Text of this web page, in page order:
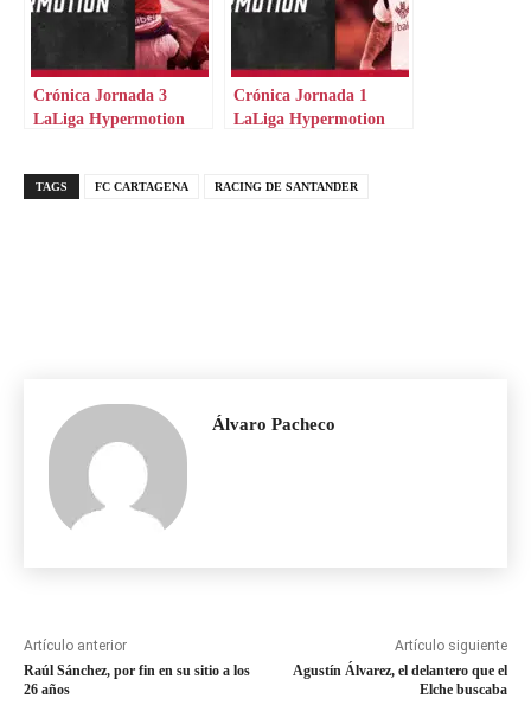
Crónica Jornada 3
LaLiga Hypermotion
Crónica Jornada 1
LaLiga Hypermotion
TAGS FC CARTAGENA RACING DE SANTANDER
Álvaro Pacheco
Artículo anterior
Raúl Sánchez, por fin en su sitio a los
26 años
Artículo siguiente
Agustín Álvarez, el delantero que el
Elche buscaba